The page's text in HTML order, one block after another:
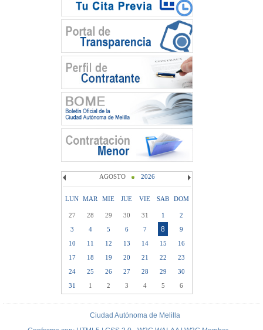
AGOSTO 2026
LUN MAR MIE JUE VIE SAB DOM
27 28 29 30 31 1
2
3
4 5 6 7 8
9
10
11 12 13 14 15
16
17
18 19 20 21 22
23
24
25 26 27 28 29
30
31
1 2 3 4 5 6
Ciudad Autónoma de Melilla